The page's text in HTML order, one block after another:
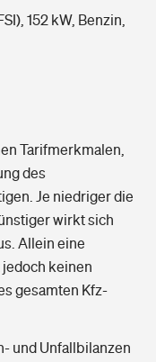
152 kW, Benzin,
Tarifmerkmalen,
des
Je niedriger die
wirkt sich
Allein eine
keinen
gesamten Kfz-
und Unfallbilanzen